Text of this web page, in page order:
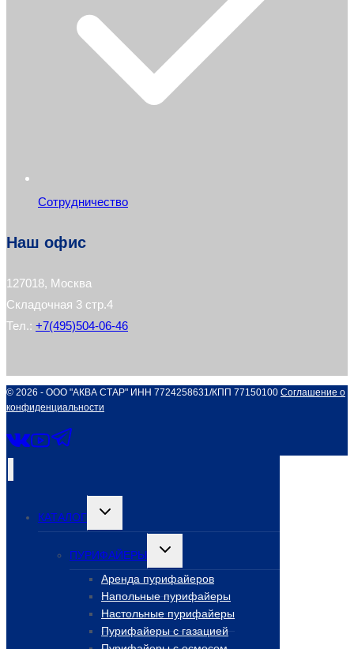
Сотрудничество
Наш офис
127018, Москва
Складочная 3 стр.4
Тел.: +7(495)504-06-46
© 2026 - ООО "АКВА СТАР" ИНН 7724258631/КПП 77150100 Соглашение о
конфиденциальности
КАТАЛОГ
Переключить
меню
ПУРИФАЙЕРЫ
Переключить
меню
Аренда пурифайеров
Напольные пурифайеры
Настольные пурифайеры
Пурифайеры с газацией